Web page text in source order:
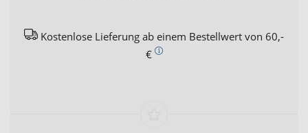
Kostenlose Lieferung ab einem Bestellwert von 60,-
€